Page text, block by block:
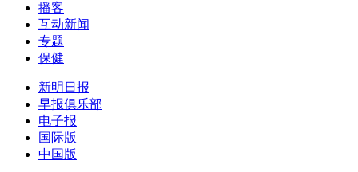
播客
互动新闻
专题
保健
新明日报
早报俱乐部
电子报
国际版
中国版